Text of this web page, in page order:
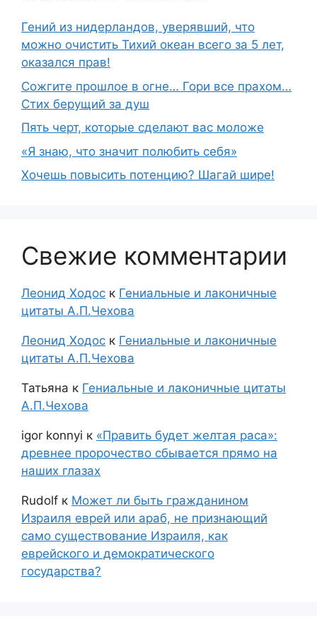
Гений из нидерландов, уверявший, что
можно очистить Тихий океан всего за 5 лет,
оказался прав!
Сожгите прошлое в огне… Гори все прахом…
Стих берущий за душ
Пять черт, которые сделают вас моложе
«Я знаю, что значит полюбить себя»
Хочешь повысить потенцию? Шагай шире!
Свежие комментарии
Леонид Ходос к Гениальные и лаконичные
цитаты А.П.Чехова
Леонид Ходос к Гениальные и лаконичные
цитаты А.П.Чехова
Татьяна к Гениальные и лаконичные цитаты
А.П.Чехова
igor konnyi к «Править будет желтая раса»:
древнее пророчество сбывается прямо на
наших глазах
Rudolf к Может ли быть гражданином
Израиля еврей или араб, не признающий
само существование Израиля, как
еврейского и демократического
государства?